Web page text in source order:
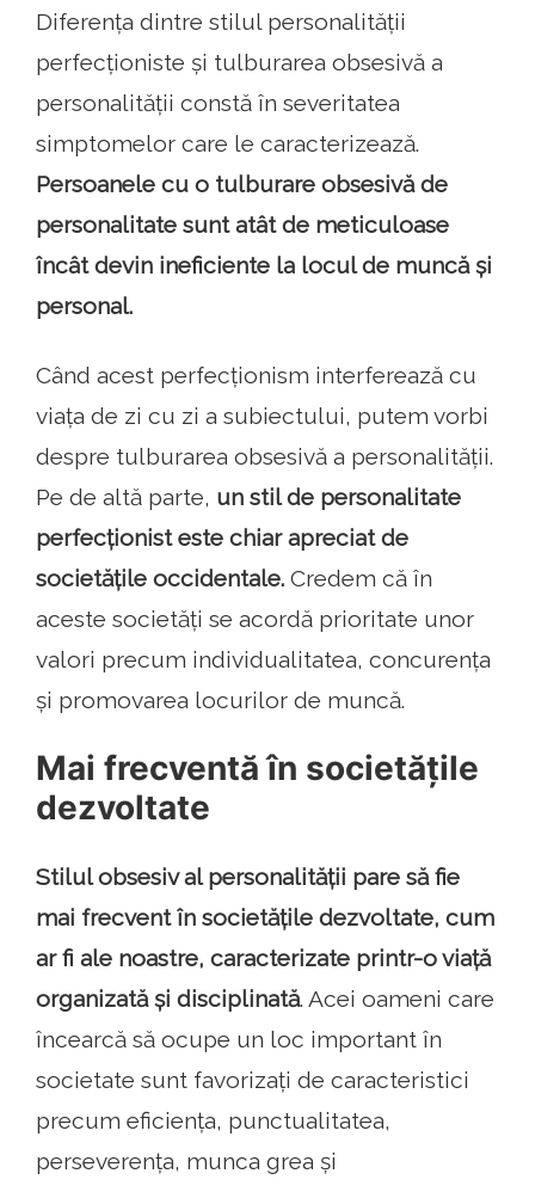
Diferența dintre stilul personalității
perfecționiste și tulburarea obsesivă a
personalității constă în severitatea
simptomelor care le caracterizează.
Persoanele cu o tulburare obsesivă de
personalitate sunt atât de meticuloase
încât devin ineficiente la locul de muncă și
personal.
Când acest perfecționism interferează cu
viața de zi cu zi a subiectului, putem vorbi
despre tulburarea obsesivă a personalității.
Pe de altă parte, un stil de personalitate
perfecționist este chiar apreciat de
societățile occidentale. Credem că în
aceste societăți se acordă prioritate unor
valori precum individualitatea, concurența
și promovarea locurilor de muncă.
Mai frecventă în societățile
dezvoltate
Stilul obsesiv al personalității pare să fie
mai frecvent în societățile dezvoltate, cum
ar fi ale noastre, caracterizate printr-o viață
organizată și disciplinată. Acei oameni care
încearcă să ocupe un loc important în
societate sunt favorizați de caracteristici
precum eficiența, punctualitatea,
perseverența, munca grea și